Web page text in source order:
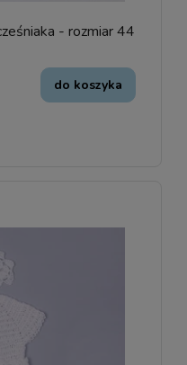
- rozmiar 44
do koszyka